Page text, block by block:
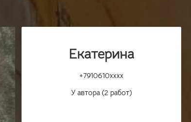
Екатерина
+7910610xxxx
У автора (2 работ)